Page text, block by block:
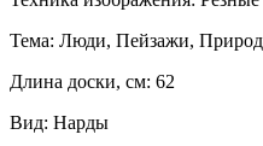
Тема: Люди, Пейзажи,
Длина доски, см: 62
Вид: Нарды